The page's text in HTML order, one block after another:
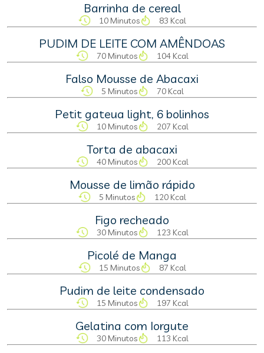
Barrinha de cereal
10 Minutos 83 Kcal
PUDIM DE LEITE COM AMÊNDOAS
70 Minutos 104 Kcal
Falso Mousse de Abacaxi
5 Minutos 70 Kcal
Petit gateua light, 6 bolinhos
10 Minutos 207 Kcal
Torta de abacaxi
40 Minutos 200 Kcal
Mousse de limão rápido
5 Minutos 120 Kcal
Figo recheado
30 Minutos 123 Kcal
Picolé de Manga
15 Minutos 87 Kcal
Pudim de leite condensado
15 Minutos 197 Kcal
Gelatina com Iorgute
30 Minutos 113 Kcal